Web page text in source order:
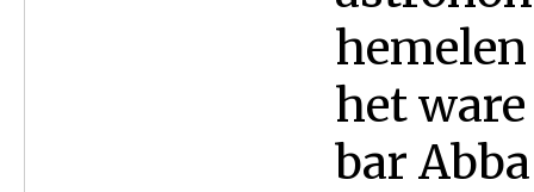
het
bar